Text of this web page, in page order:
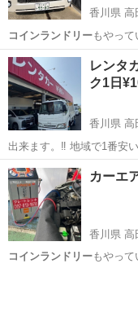
香川県 高
コインランドリーもやっ
香川 高松市 高田駅
レンタ
ク1日
香川県 高
出来ます。‼️ 地域で1番安い
す。 …
香川 高松市
カーエ
香川県 高
コインランドリーもやっ